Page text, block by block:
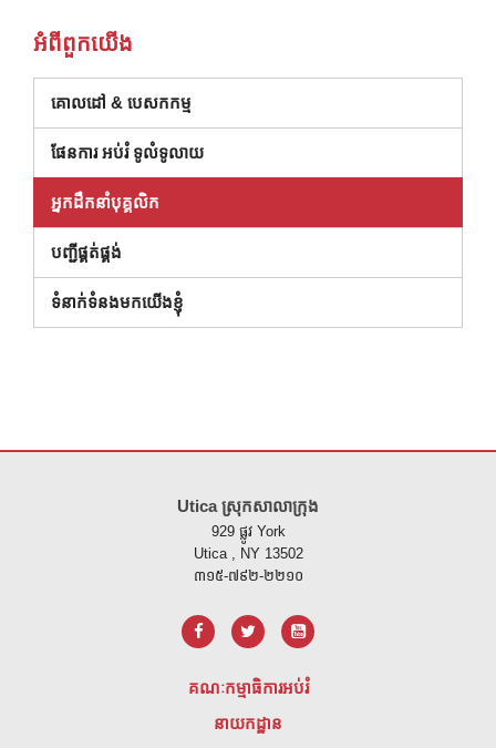
អំពី​ពួក​យើង
គោលដៅ & បេសកកម្ម
ផែនការ អប់រំ ទូលំទូលាយ
អ្នកដឹកនាំបុគ្គលិក
បញ្ជីផ្គត់ផ្គង់
ទំនាក់ទំនងមកយើងខ្ញុំ
Utica ស្រុកសាលាក្រុង
929 ផ្លូវ York
Utica , NY 13502
៣១៥-៧៩២-២២១០
គណៈកម្មាធិការអប់រំ
នាយកដ្ឋាន